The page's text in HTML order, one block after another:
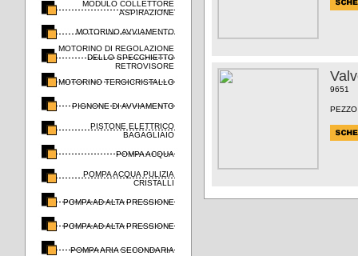
MODULO COLLETTORE
ASPIRAZIONE
MOTORINO AVVIAMENTO
MOTORINO DI REGOLAZIONE
DELLO SPECCHIETTO
RETROVISORE
MOTORINO TERGICRISTALLO
PIGNONE DI AVVIAMENTO
PISTONE ELETTRICO
BAGAGLIAIO
POMPA ACQUA
POMPA ACQUA PULIZIA
CRISTALLI
POMPA AD ALTA PRESSIONE
POMPA AD ALTA PRESSIONE
POMPA ARIA SECONDARIA
9651